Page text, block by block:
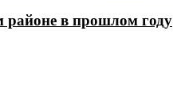
районе в прошлом году